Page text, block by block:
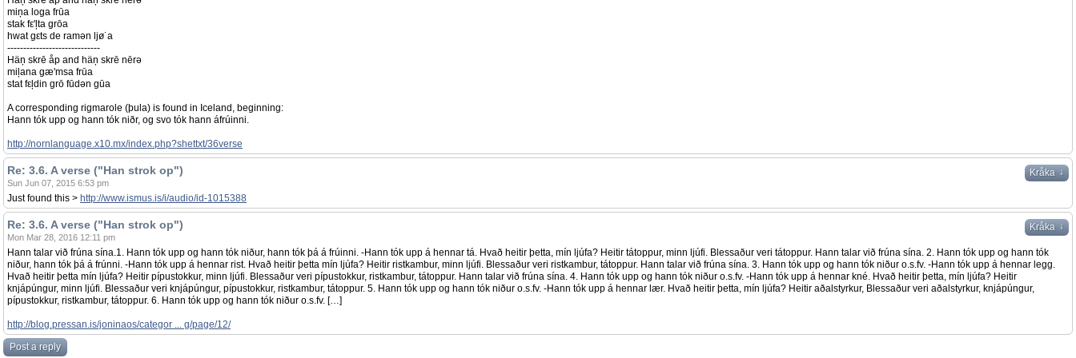
miņa loga frūa
stak fε'ļta grōa
hwat gεts de ramən ljø˙a
-----------------------------
Häņ skrē åp and häņ skrē nērə
miļana gæ'msa frūa
stat fεļdin grō fūdən gūa
A corresponding rigmarole (þula) is found in Iceland, beginning:
Hann tók upp og hann tók niðr, og svo tók hann áfrúinni.
http://nornlanguage.x10.mx/index.php?shettxt/36verse
Kråka ↓
Re: 3.6. A verse ("Han strok op")
Sun Jun 07, 2015 6:53 pm
Just found this > http://www.ismus.is/i/audio/id-1015388
Kråka ↓
Re: 3.6. A verse ("Han strok op")
Mon Mar 28, 2016 12:11 pm
Hann talar við frúna sína.1. Hann tók upp og hann tók niður, hann tók þá á frúinni. -Hann tók upp á hennar tá. Hvað heitir þetta, mín ljúfa? Heitir tátoppur, minn ljúfi. Blessaður veri tátoppur. Hann talar við frúna sína. 2. Hann tók upp og hann tók
niður, hann tók þá á frúnni. -Hann tók upp á hennar rist. Hvað heitir þetta mín ljúfa? Heitir ristkambur, minn ljúfi. Blessaður veri ristkambur, tátoppur. Hann talar við frúna sína. 3. Hann tók upp og hann tók niður o.s.fv. -Hann tók upp á hennar legg.
Hvað heitir þetta mín ljúfa? Heitir pípustokkur, minn ljúfi. Blessaður veri pípustokkur, ristkambur, tátoppur. Hann talar við frúna sína. 4. Hann tók upp og hann tók niður o.s.fv. -Hann tók upp á hennar kné. Hvað heitir þetta, mín ljúfa? Heitir
knjápúngur, minn ljúfi. Blessaður veri knjápúngur, pípustokkur, ristkambur, tátoppur. 5. Hann tók upp og hann tók niður o.s.fv. -Hann tók upp á hennar lær. Hvað heitir þetta, mín ljúfa? Heitir aðalstyrkur, Blessaður veri aðalstyrkur, knjápúngur,
pípustokkur, ristkambur, tátoppur. 6. Hann tók upp og hann tók niður o.s.fv. […]
http://blog.pressan.is/joninaos/categor ... g/page/12/
Post a reply